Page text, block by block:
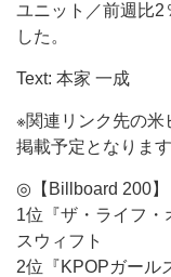
ユニット／前週比2
した。
Text: 本家 一成
※関連リンク先の米
掲載予定となります
◎【Billboard 200
1位『ザ・ライフ・
スウィフト
2位『KPOPガール